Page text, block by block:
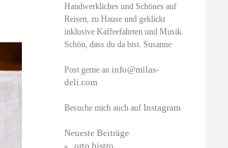
Handwerkliches und Schönes auf
Reisen, zu Hause und geklickt
inklusive Kaffeefahrten und Musik.
Schön, dass du da bist. Susanne
Post gerne an info@milas-
deli.com
Besuche mich auch auf Instagram
Neueste Beiträge
orto.bistro.